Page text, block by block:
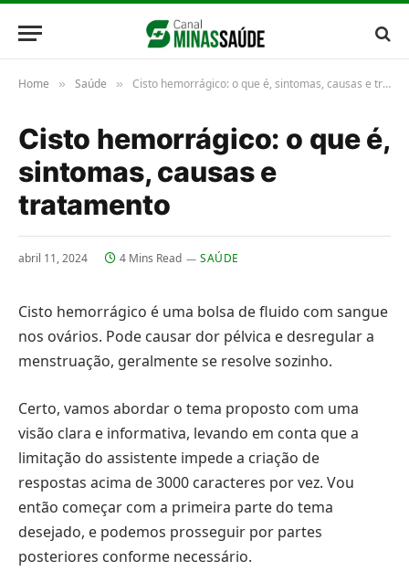
Home » Saúde » Cisto hemorrágico: o que é, sintomas, causas e tratamento
Cisto hemorrágico: o que é,
sintomas, causas e
tratamento
abril 11, 2024 4 Mins Read SAÚDE
Cisto hemorrágico é uma bolsa de fluido com sangue
nos ovários. Pode causar dor pélvica e desregular a
menstruação, geralmente se resolve sozinho.
Certo, vamos abordar o tema proposto com uma
visão clara e informativa, levando em conta que a
limitação do assistente impede a criação de
respostas acima de 3000 caracteres por vez. Vou
então começar com a primeira parte do tema
desejado, e podemos prosseguir por partes
posteriores conforme necessário.